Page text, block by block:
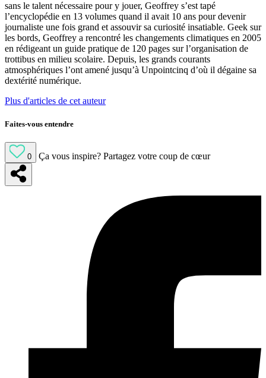
sans le talent nécessaire pour y jouer, Geoffrey s’est tapé
l’encyclopédie en 13 volumes quand il avait 10 ans pour devenir
journaliste une fois grand et assouvir sa curiosité insatiable. Geek sur
les bords, Geoffrey a rencontré les changements climatiques en 2005
en rédigeant un guide pratique de 120 pages sur l’organisation de
trottibus en milieu scolaire. Depuis, les grands courants
atmosphériques l’ont amené jusqu’à Unpointcinq d’où il dégaine sa
dextérité numérique.
Plus d'articles de cet auteur
Faites-vous entendre
0 Ça vous inspire? Partagez votre coup de cœur